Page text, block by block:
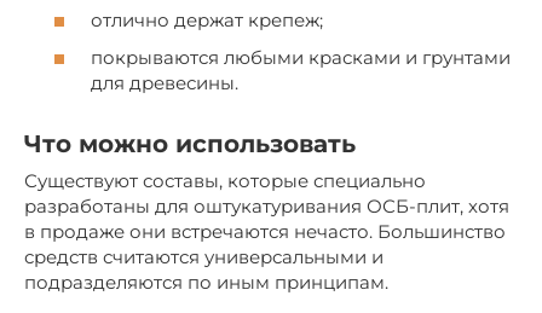
отлично держат крепеж;
покрываются любыми красками и грунтами
для древесины.
Что можно использовать
Существуют составы, которые специально
разработаны для оштукатуривания ОСБ-плит, хотя
в продаже они встречаются нечасто. Большинство
средств считаются универсальными и
подразделяются по иным принципам.